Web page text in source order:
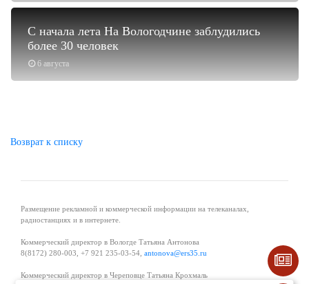
6 августа
С начала лета На Вологодчине заблудились
более 30 человек
Возврат к списку
Размещение рекламной и коммерческой информации на телеканалах,
радиостанциях и в интернете.
Коммерческий директор в Вологде Татьяна Антонова
8(8172) 280-003, +7 921 235-03-54, antonova@ers35.ru
Коммерческий директор в Череповце Татьяна Крохмаль